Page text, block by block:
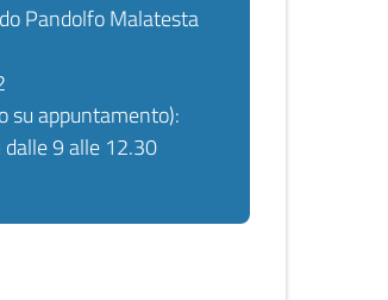
Pandolfo Malatesta
su appuntamento):
9 alle 12.30